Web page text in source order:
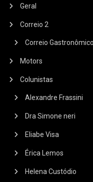
Geral
Correio 2
Correio Gastronômico
Motors
Colunistas
Alexandre Frassini
Dra Simone neri
Eliabe Visa
Érica Lemos
Helena Custódio